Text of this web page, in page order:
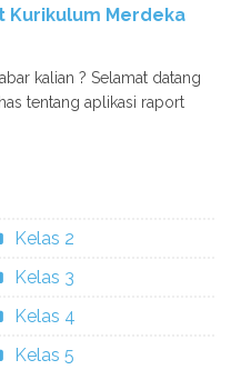
Kurikulum Merdeka
kalian ? Selamat datang
tentang aplikasi raport
Kelas 2
Kelas 3
Kelas 4
Kelas 5